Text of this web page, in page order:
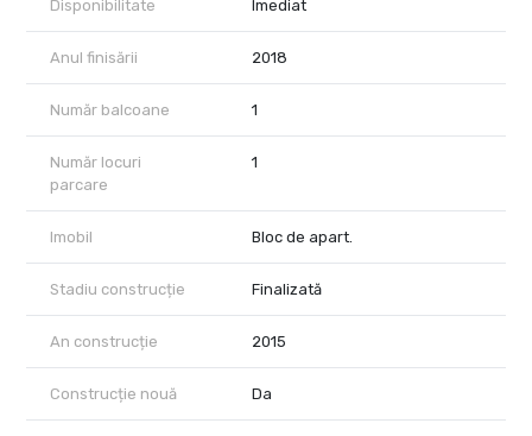
Disponibilitate Imediat
Anul finisării 2018
Număr balcoane 1
Număr locuri
parcare
1
Imobil Bloc de apart.
Stadiu construcție Finalizată
An construcție 2015
Construcție nouă Da